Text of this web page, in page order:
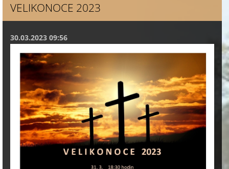
VELIKONOCE 2023
30.03.2023 09:56